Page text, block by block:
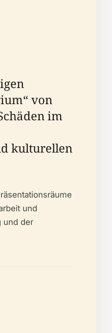
von
im
kulturellen
und
und der